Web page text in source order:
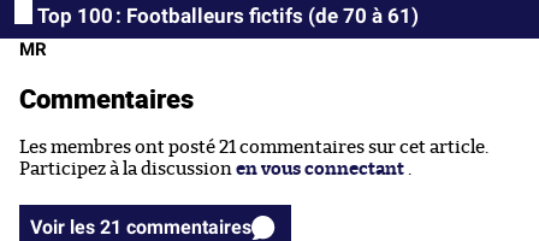
Top 100 : Footballeurs fictifs (de 70 à 61)
MR
Commentaires
Les membres ont posté 21 commentaires sur cet article.
Participez à la discussion en vous connectant .
Voir les 21 commentaires